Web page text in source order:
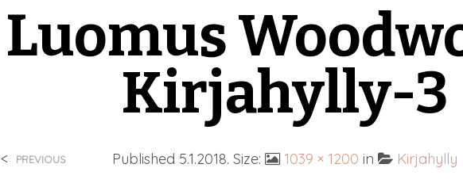
Luomus
Kirjahylly-3
Published 5.1.2018. Size: 1039 × 1200 in Kirjahylly
< PREVIOUS